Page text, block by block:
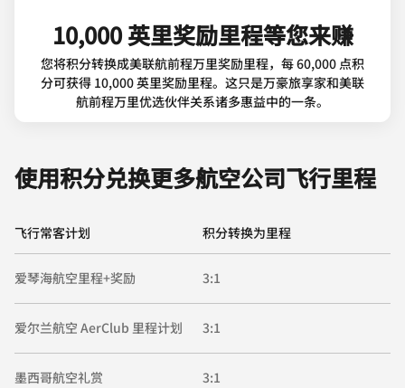
10,000 英里奖励里程等您来赚
您将积分转换成美联航前程万里奖励里程，每 60,000 点积
分可获得 10,000 英里奖励里程。这只是万豪旅享家和美联
航前程万里优选伙伴关系诸多惠益中的一条。
使用积分兑换更多航空公司飞行里程
飞行常客计划 积分转换为里程
爱琴海航空里程+奖励 3:1
爱尔兰航空 AerClub 里程计划 3:1
墨西哥航空礼赏 3:1